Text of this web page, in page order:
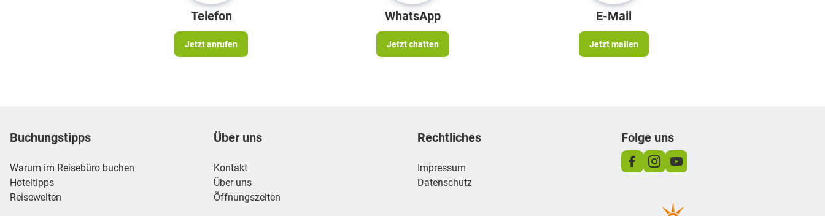
Telefon
Jetzt anrufen
WhatsApp
Jetzt chatten
E-Mail
Jetzt mailen
Footer navigation
Buchungstipps
Warum im Reisebüro buchen
Hoteltipps
Reisewelten
Über uns
Kontakt
Über uns
Öffnungszeiten
Rechtliches
Impressum
Datenschutz
Folge uns